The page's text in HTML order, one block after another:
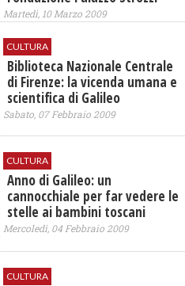
Martedì, 10 Marzo 2009
CULTURA
Biblioteca Nazionale Centrale
di Firenze: la vicenda umana e
scientifica di Galileo
Sabato, 07 Febbraio 2009
CULTURA
Anno di Galileo: un
cannocchiale per far vedere le
stelle ai bambini toscani
Mercoledì, 04 Febbraio 2009
CULTURA